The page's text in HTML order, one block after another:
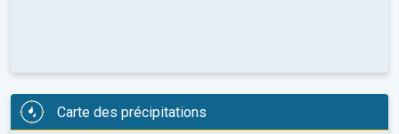
Carte des précipitations